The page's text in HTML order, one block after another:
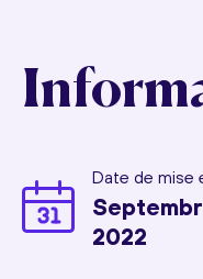
Date de mise
2022